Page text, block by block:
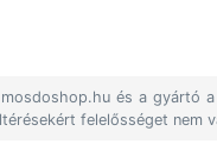
és a gyártó
felelősséget nem